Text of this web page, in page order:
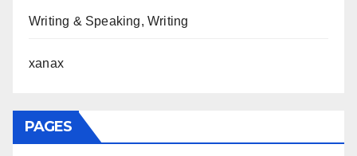
Writing & Speaking, Writing
xanax
PAGES